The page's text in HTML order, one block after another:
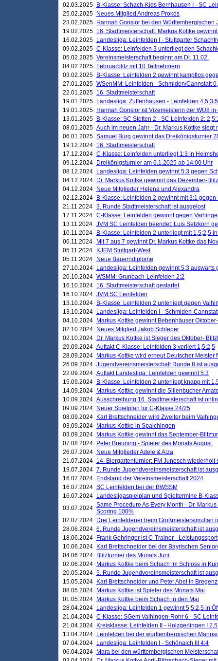
02.03.2025
B-Klasse: Schach-Kids Bernhausen I - SC
25.02.2025
Neues Mitglied Andreas Prokos
23.02.2025
Hannah Gonsior bei den Württembergischen
19.02.2025 16. Stadtmeisterschaft: Markus Kottke
16.02.2025
Landesliga: Leinfelden I - Stuttgarter
09.02.2025 C-Klasse: Leinfelden 3 unterliegt den
05.02.2025 Vereinsmeisterschaft beginnt am Di, 11.02.
04.02.2025
Februarblitz mit 10 Teilnehmern
03.02.2025
B-Klasse: Leinfelden 2 gewinnt kampflos
27.01.2025 WSenMM: Leinfelden - Schmiden/Cannstatt
22.01.2025 16. Stadtmeisterschaft
19.01.2025
Landesliga: Zuffenhausen - Leinfelden 4,5:3,5
19.01.2025
Hannah Gonsior ist Vizemeisterin der WU8 in
13.01.2025
B-Klasse: SC Stetten 2 - SC Leinfelden 2:
08.01.2025 Auch im neuen Jahr - Dr. Markus Kottke
06.01.2025 Samuel Burg gewinnt das Dreikönigsturnier
19.12.2024 16. Stadtmeisterschaft
17.12.2024 C-Klasse: Leinfelden unterliegt 1:3 in
09.12.2024
Dreikönigsturnier am 6.1.2025 ab 14:00 Uhr
08.12.2024
Landesliga: Leinfelden gewinnt 5:3 gegen
04.12.2024
Dr. Markus Kottke gewinnt das Dezember-
04.12.2024
Neue Mitglieder Helena und Alexandra
02.12.2024
B-Klasse: Leinfelden 2 gewinnt mit 3:1
21.11.2024 3. Runde Stadtmeisterschaft ist ausgelost
17.11.2024 C-Klasse: Leinfelden gewinnt gegen
13.11.2024 JVM SC Leinfelden beendet: Luis Setzkorn
10.11.2024
B-Klasse: Leinfelden 2 unterliegt mit 1,5;2,5
06.11.2024
Mit 7 aus 7 gewinnt Dr. Markus Kottke das
05.11.2024
KJEM Stuttgart-West
05.11.2024
Neue Bauerndiplome
27.10.2024
Landesliga: Leinfelden gewinnt 5:3 auswärts
20.10.2024 WSMM: Grunbach-Leinfelden 2:2
16.10.2024 16. Stadtmeisterschaft gestartet
16.10.2024 JVM SC Leinfelden
13.10.2024
B-Klasse: Leinfelden 2 unterliegt gegen
13.10.2024
Landesliga: Leinfelden I - Schmiden-
04.10.2024
Markus Kottke gewinnt Bebenhäuser
02.10.2024
Neues Mitglied Jakob Schleper
02.10.2024
Dr. Markus Kottke ist Sieger des Oktober-
29.09.2024 Auftakt C-Klasse: Leinfelden 3 verliert 1,5:2,5
28.09.2024
Markus Kottke wird erneut Deutscher Meister
26.09.2024 Jugendvereinsmeisterschaft Runde 8 ist
22.09.2024 Auftakt Landesliga: Leinfelden gewinnt 5:3
15.09.2024
B-Klasse: Leinfelden 2 unterliegt knapp mit
14.09.2024
Markus Kottke gewinnt die Sillenbucher
10.09.2024 Ausschreibung 16. Stadtmeisterschaft ist
09.09.2024
Neuer Spielplan für C-Klasse 24/25
08.09.2024
Karl Brettschneider wird Zweiter beim
03.09.2024
Markus Kottke in Spaichingen
03.09.2024
Markus Kottke gewinnt das September-
07.08.2024
Peter Breuning - Spieler des Monats August.
26.07.2024
Neue Mitglieder Adele & Aiza
21.07.2024 14. Biergartenturnier: FM Junesch wiederholt
19.07.2024 7. Runde Jugendvereinsmeisterschaft ist
16.07.2024
Endstand der Vereinsmeisterschaft 2024
16.07.2024 SC Leinfelden bei der BWSSM
16.07.2024
Landesligaspielplan und Spieltermine B-
03.07.2024 Same Procedure As Every Month - Dr.
Scoring 100%
02.07.2024
Drei Leinfeldener beim Großmeistersimultan
28.06.2024 6. Runde Jugendvereinsmeisterschaft ist
18.06.2024
Frank Gehringer ist C-Trainer - Leistungssport
10.06.2024
Karl Brettschneider bei der Bayrischen
04.06.2024
Blitzturnier des Monats Juni
02.06.2024
Markus Kottke beim Schach im Schloss in
20.05.2024 5. Runde Jugendvereinsmeisterschaft ist
15.05.2024
Karl Brettschneider und Peter Abel in Bregenz
08.05.2024
Markus Kottke ist Spieler des Monats Mai
01.05.2024
Markus Kottke beim Schach in den Mai
28.04.2024
Landesliga: Leinfelden 1 gewinnt 5,5:2,5 in
21.04.2024 C-Klasse: SGem Vaihingen-Rohr 6 - SC
21.04.2024
Kreisklasse: Leinfelden II - Holzgerlingen I
13.04.2024
Leinfelden bei der württembergischen
07.04.2024
Landesliga: Leinfelden I - Schönaich III 4:4
06.04.2024
Mara bei den württembergischen